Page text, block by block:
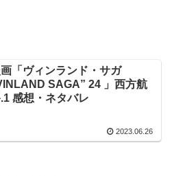
「ヴィンランド・サガ
SAGA” 24 」西方航
感想・ネタバレ
2023.06.26